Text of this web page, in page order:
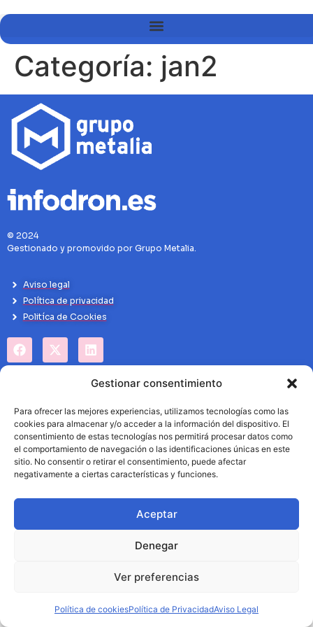
Gestionar consentimiento
Para ofrecer las mejores experiencias, utilizamos tecnologías como las
cookies para almacenar y/o acceder a la información del dispositivo. El
consentimiento de estas tecnologías nos permitirá procesar datos como
el comportamiento de navegación o las identificaciones únicas en este
sitio. No consentir o retirar el consentimiento, puede afectar
negativamente a ciertas características y funciones.
Aceptar
Denegar
Ver preferencias
Política de cookiesPolítica de PrivacidadAviso Legal
Categoría: jan2
© 2024
Gestionado y promovido por Grupo Metalia.
Aviso legal
Política de privacidad
Politíca de Cookies